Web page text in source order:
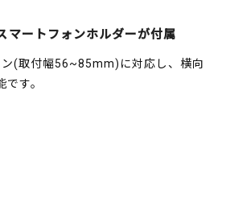
マートフォンホルダーが付属
(取付幅56~85mm)に対応し、横向
す。